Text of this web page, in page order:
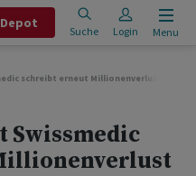
Depot
Suche Login Menu
schreibt erneut Millionenverlust